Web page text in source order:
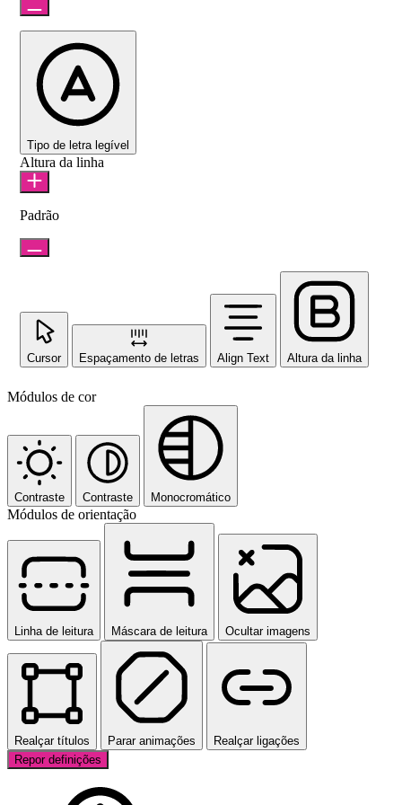
Tipo de letra legível
Altura da linha
Padrão
Cursor Espaçamento de letras Align Text Altura da linha
Módulos de cor
Contraste Contraste Monocromático
Módulos de orientação
Linha de leitura Máscara de leitura Ocultar imagens
Realçar títulos Parar animações
Realçar ligações
Repor definições